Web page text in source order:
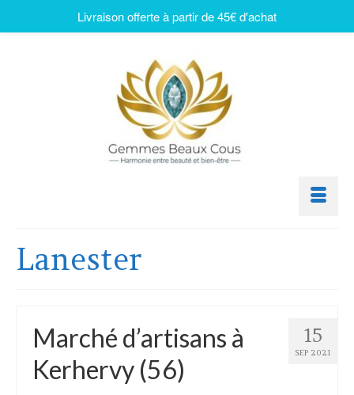
Lanester
15
SEP 2021
Marché d’artisans à
Kerhervy (56)
Livraison offerte à partir de 45€ d'achat